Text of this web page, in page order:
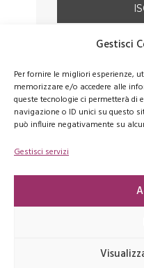
Gestisci
Per fornire le migliori esperienze,
memorizzare e/o accedere alle
queste tecnologie ci permetterà
navigazione o ID unici su questo
può influire negativamente su
Gestisci servizi
Copyrights © 2026
parziale, dei contenuti presenti